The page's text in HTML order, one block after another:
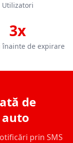
Utilizatori
3x
înainte de expirare
de
prin SMS